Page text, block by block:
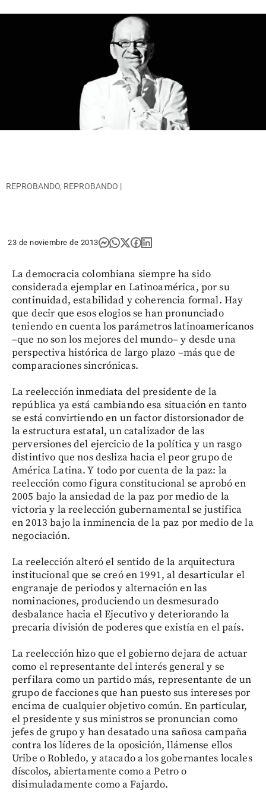
REPROBANDO, REPROBANDO |
23 de noviembre de 2013
La democracia colombiana siempre ha sido
considerada ejemplar en Latinoamérica, por su
continuidad, estabilidad y coherencia formal. Hay
que decir que esos elogios se han pronunciado
teniendo en cuenta los parámetros latinoamericanos
–que no son los mejores del mundo– y desde una
perspectiva histórica de largo plazo –más que de
comparaciones sincrónicas.
La reelección inmediata del presidente de la
república ya está cambiando esa situación en tanto
se está convirtiendo en un factor distorsionador de
la estructura estatal, un catalizador de las
perversiones del ejercicio de la política y un rasgo
distintivo que nos desliza hacia el peor grupo de
América Latina. Y todo por cuenta de la paz: la
reelección como figura constitucional se aprobó en
2005 bajo la ansiedad de la paz por medio de la
victoria y la reelección gubernamental se justifica
en 2013 bajo la inminencia de la paz por medio de la
negociación.
La reelección alteró el sentido de la arquitectura
institucional que se creó en 1991, al desarticular el
engranaje de periodos y alternación en las
nominaciones, produciendo un desmesurado
desbalance hacia el Ejecutivo y deteriorando la
precaria división de poderes que existía en el país.
La reelección hizo que el gobierno dejara de actuar
como el representante del interés general y se
perfilara como un partido más, representante de un
grupo de facciones que han puesto sus intereses por
encima de cualquier objetivo común. En particular,
el presidente y sus ministros se pronuncian como
jefes de grupo y han desatado una sañosa campaña
contra los líderes de la oposición, llámense ellos
Uribe o Robledo, y atacado a los gobernantes locales
díscolos, abiertamente como a Petro o
disimuladamente como a Fajardo.